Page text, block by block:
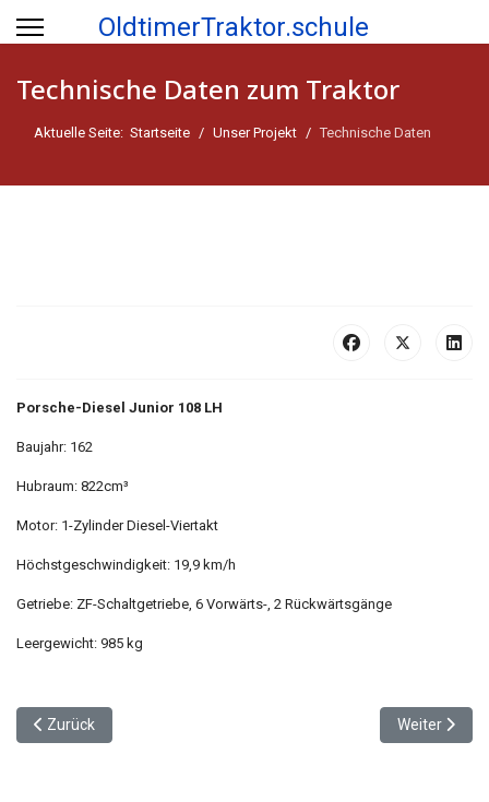
OldtimerTraktor.schule
Technische Daten zum Traktor
Aktuelle Seite: Startseite Unser Projekt Technische Daten
Porsche-Diesel Junior 108 LH
Baujahr: 162
Hubraum: 822cm³
Motor: 1-Zylinder Diesel-Viertakt
Höchstgeschwindigkeit: 19,9 km/h
Getriebe: ZF-Schaltgetriebe, 6 Vorwärts-, 2 Rückwärtsgänge
Leergewicht: 985 kg
Vorheriger Beitrag: Projektablauf
Zurück Nächster
Weiter